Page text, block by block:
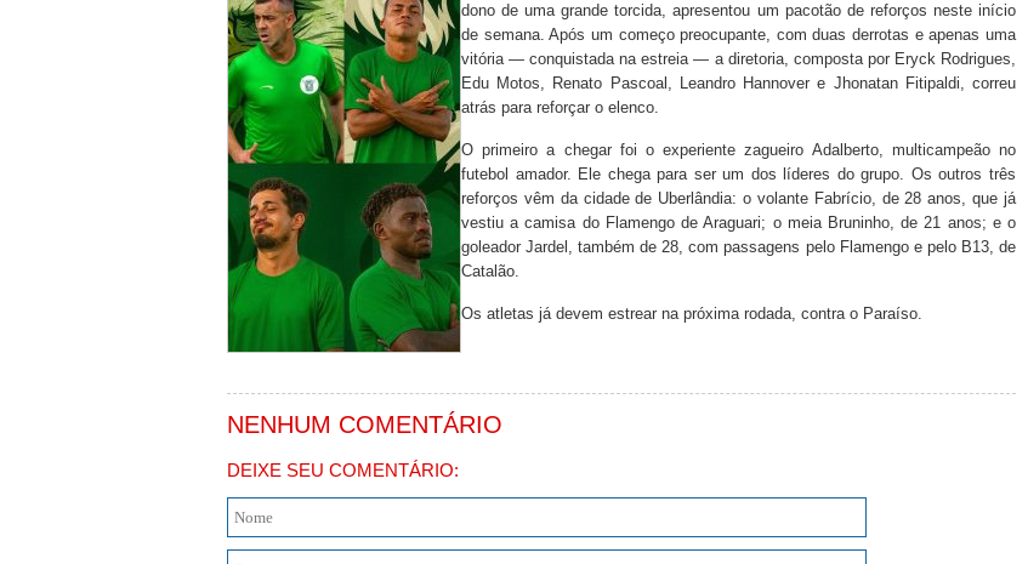
dono de uma grande torcida, apresentou um pacotão de reforços neste início
de semana. Após um começo preocupante, com duas derrotas e apenas uma
vitória — conquistada na estreia — a diretoria, composta por Eryck Rodrigues,
Edu Motos, Renato Pascoal, Leandro Hannover e Jhonatan Fitipaldi, correu
atrás para reforçar o elenco.
O primeiro a chegar foi o experiente zagueiro Adalberto, multicampeão no
futebol amador. Ele chega para ser um dos líderes do grupo. Os outros três
reforços vêm da cidade de Uberlândia: o volante Fabrício, de 28 anos, que já
vestiu a camisa do Flamengo de Araguari; o meia Bruninho, de 21 anos; e o
goleador Jardel, também de 28, com passagens pelo Flamengo e pelo B13, de
Catalão.
Os atletas já devem estrear na próxima rodada, contra o Paraíso.
NENHUM COMENTÁRIO
DEIXE SEU COMENTÁRIO: